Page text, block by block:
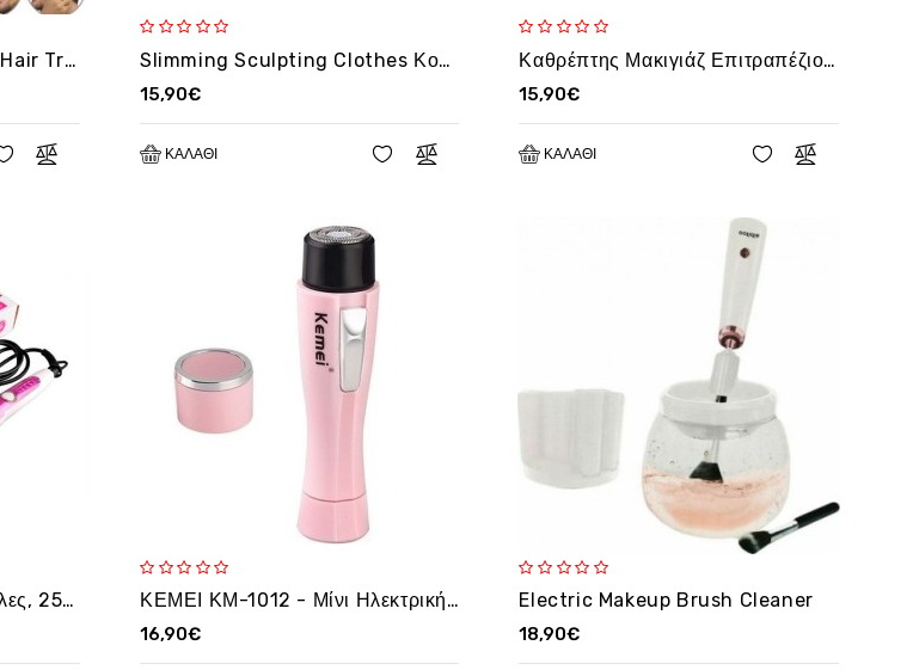
Microtouch Switchblade Hair Trimmer - 2 in 1 - Boxoli Slimming Sculpting Clothes Κορσές Rubber Body για Τέλειο σχήμα σε Μαυρο χρώμα
15,90€
ΚΑΛΆΘΙ
Καθρέπτης Μακιγιάζ Επιτραπέζιος με Φως - Λευκό Χρώμα ΟΕΜ
15,90€
ΚΑΛΆΘΙ
Ψαλίδι μαλλιών για μπούκλες, 25W RIZHEN RZ-118 ΚΕΜΕΙ ΚΜ-1012 - Μίνι Ηλεκτρική Γυναικεία Ξυριστική Μηχανή Ταξιδιού -OEM
16,90€
Electric Makeup Brush Cleaner
18,90€